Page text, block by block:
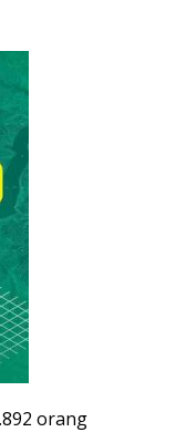
orang